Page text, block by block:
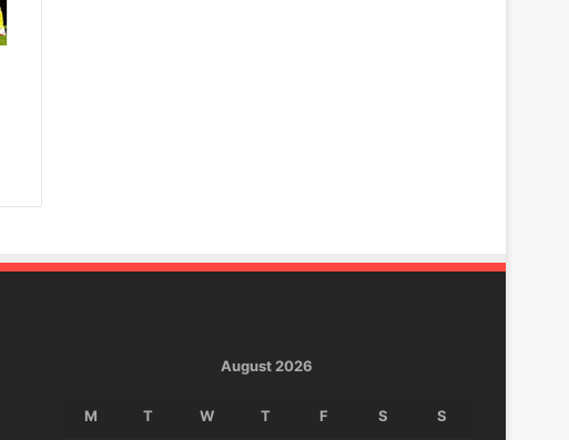
August 2026
M T W T F S S